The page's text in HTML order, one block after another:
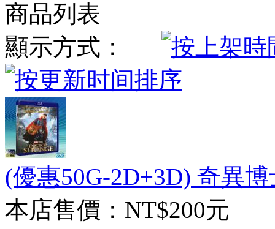
商品列表
顯示方式：
(優惠50G-2D+3D) 奇異博
本店售價： NT$200元